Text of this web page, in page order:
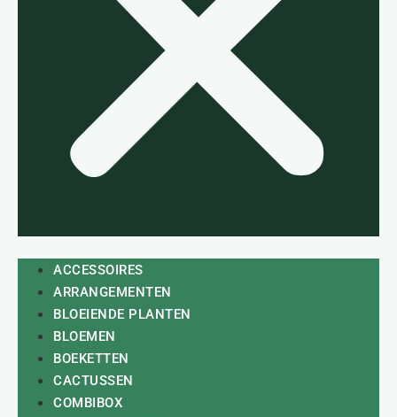
ACCESSOIRES
ARRANGEMENTEN
BLOEIENDE PLANTEN
BLOEMEN
BOEKETTEN
CACTUSSEN
COMBIBOX